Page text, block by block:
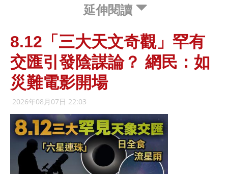
延伸閱讀
8.12「三大天文奇觀」罕有
交匯引發陰謀論？ 網民：如
災難電影開場
2026年08月07日 22:03